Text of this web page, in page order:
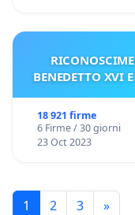
BENEDETTO XVI
18 921 firme
6 Firme / 30 giorni
23 Oct 2023
1 2 3 »